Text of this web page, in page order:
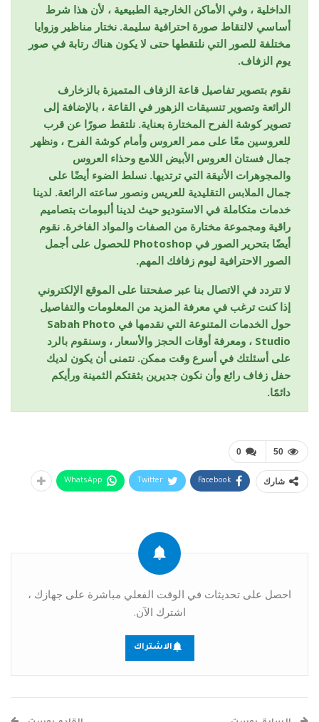
الداخلية ، وفي الأماكن الخارجية الطبيعية ، لأن هذا شرط
أساسي لالتقاط صورة احترافية سليمة. نختار مناظير وزوايا
مختلفة للصور التي نلتقطها حتى لا يكون هناك رتابة في صور
يوم الزفاف.
نقوم بتصوير تفاصيل قاعة الزفاف المتميزة بالزخارف
الرائعة وتصوير تنسيقات الزهور في القاعة ، بالإضافة إلى
تصوير كوشة الفرح المختارة بعناية. نلتقط صورًا عن قرب
للعروسين معًا على ممر العروس وأمام كوشة الفرح ، ونظهر
جمال فستان العروس الأبيض اللامع وحذاء العروس
والمجوهرات الأنيقة التي ترتديها. نسلط الضوء أيضًا على
جمال الملابس التقليدية للعريس ونصور ساعته الرائعة. لدينا
خدمات متكاملة في الاستوديو حيث لدينا ألبومات بتصاميم
راقية ومجموعة مختارة من الصفات والمواد الفاخرة. نقوم
أيضًا بتحرير الصور في Photoshop للحصول على أجمل
الصور الاحترافية ليوم زفافك المهم.
لا تتردد في الاتصال بنا عبر صفحتنا على الموقع الإلكتروني
إذا كنت ترغب في معرفة المزيد من المعلومات والتفاصيل
حول الخدمات المتنوعة التي نقدمها في Sabah Photo
Studio ، ومعرفة أوقات الحجز والأسعار ، وسنقوم بالرد
على أسئلتك في أسرع وقت ممكن. نتمنى أن يكون لديك
حفل زفاف رائع وأن نكون جديرين بثقتكم الثمينة ورأيكم
دائمًا.
0 50
شارك Facebook
Twitter
WhatsApp
احصل على تحديثات في الوقت الفعلي مباشرة على جهازك ،
اشترك الآن.
الاشتراك